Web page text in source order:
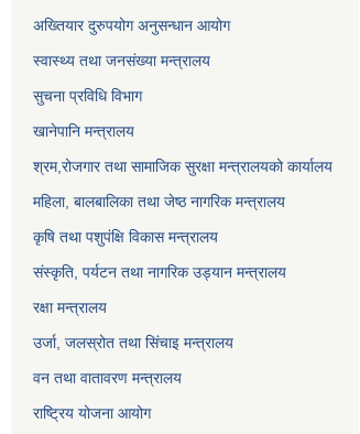
अख्तियार दुरुपयोग अनुसन्धान आयोग
स्वास्थ्य तथा जनसंख्या मन्त्रालय
सुचना प्रविधि विभाग
खानेपानि मन्त्रालय
श्रम,रोजगार तथा सामाजिक सुरक्षा मन्त्रालयको कार्यालय
महिला, बालबालिका तथा जेष्ठ नागरिक मन्त्रालय
कृषि तथा पशुपंक्षि विकास मन्त्रालय
संस्कृति, पर्यटन तथा नागरिक उड्‍यान मन्त्रालय
रक्षा मन्त्रालय
उर्जा, जलस्रोत तथा सिंचाइ मन्त्रालय
वन तथा वातावरण मन्त्रालय
राष्ट्रिय योजना आयोग